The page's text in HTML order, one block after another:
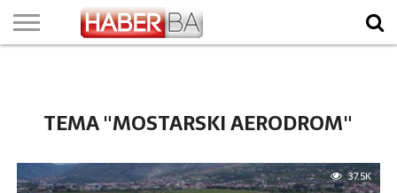
TEMA "MOSTARSKI AERODROM"
37.5K